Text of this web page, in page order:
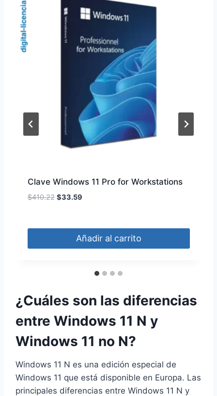
Clave Windows 11 Pro for Workstations
$410.22 E
r
r
i
g
n
l
e
$33.59E
r
e
c
t
u
l
s
:
Añadir al carrito
¿Cuáles son las diferencias
entre Windows 11 N y
Windows 11 no N?
Windows 11 N es una edición especial de
Windows 11 que está disponible en Europa. Las
principales diferencias entre Windows 11 N y